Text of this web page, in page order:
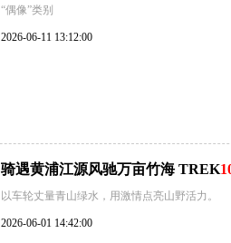
“偶像”类别
2026-06-11 13:12:00
骑遇黄浦江源风驰万亩竹海 TREK
以车轮丈量青山绿水，用激情点亮山野活力。
2026-06-01 14:42:00